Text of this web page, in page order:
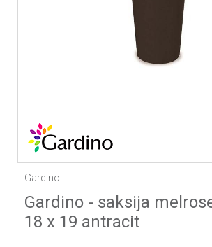
Gardino
Gardino - saksija
18 x 19 antracit